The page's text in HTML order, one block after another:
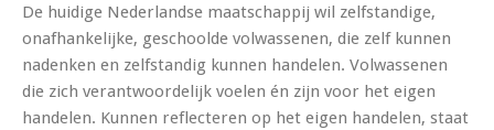
De huidige Nederlandse maatschappij wil zelfstandige,
onafhankelijke, geschoolde volwassenen, die zelf kunnen
nadenken en zelfstandig kunnen handelen. Volwassenen
die zich verantwoordelijk voelen én zijn voor het eigen
handelen. Kunnen reflecteren op het eigen handelen, staat